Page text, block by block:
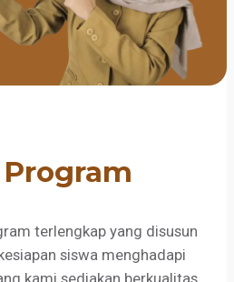
terlengkap yang disusun
siswa menghadapi